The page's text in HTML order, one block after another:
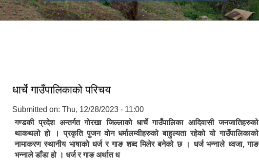
धार्चे गाउँपालिकाको परिचय
Submitted on: Thu, 12/28/2023 - 11:00
गण्डकी प्रदेश अन्तर्गत गोरखा जिल्लाको धार्चे गाउँपालिका आदिवासी जनजातिहरुको
थाकथलो हो । प्रकृति पुजन वोन धर्मालम्वीहरुको बाहुल्यता रहेको यो गाउँपालिकाको
नामाकरण स्थानीय भाषाको धर्ज र गाङ शब्द मिलेर बनेको छ । धर्ज भन्नाले ध्वजा, गाङ
भन्नाले डाँडा हो । धर्ज र गाङ अर्थात ध